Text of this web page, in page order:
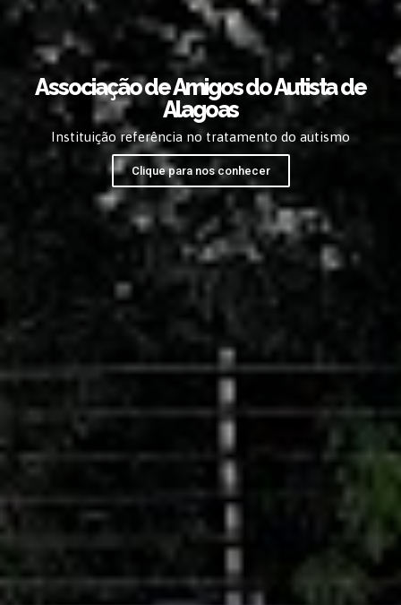
Associação de Amigos do Autista de
Alagoas
Instituição referência no tratamento do autismo
Clique para nos conhecer